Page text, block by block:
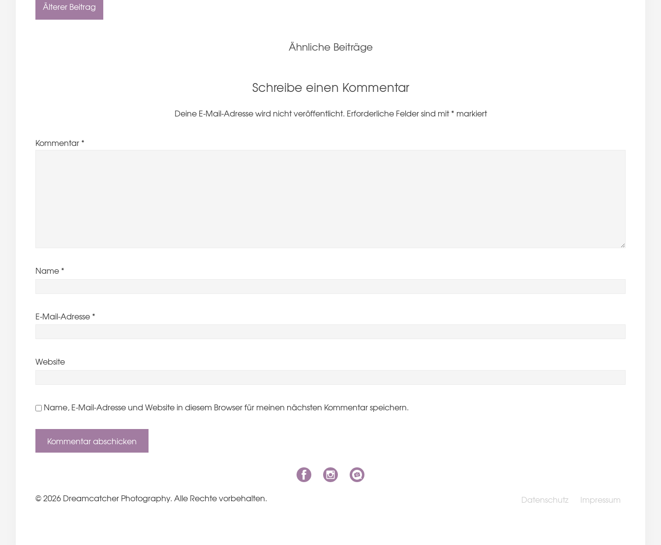
Älterer Beitrag
Ähnliche Beiträge
Schreibe einen Kommentar
Deine E-Mail-Adresse wird nicht veröffentlicht. Erforderliche Felder sind mit* markiert
Kommentar *
Name *
E-Mail-Adresse *
Website
Name, E-Mail-Adresse und Website in diesem Browser für meinen nächsten Kommentar speichern.
© 2026 Dreamcatcher Photography. Alle Rechte vorbehalten. Datenschutz Impressum